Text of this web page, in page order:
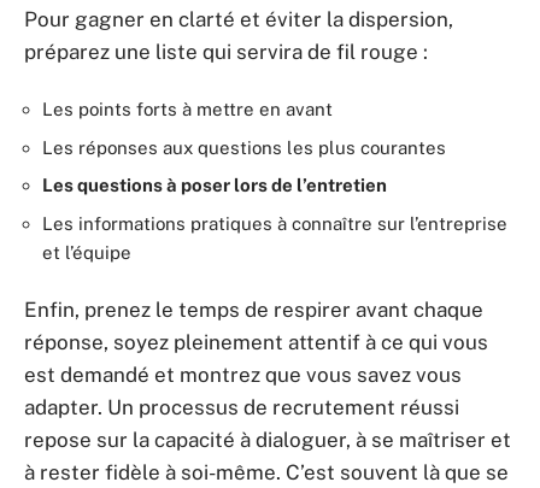
Pour gagner en clarté et éviter la dispersion,
préparez une liste qui servira de fil rouge :
Les points forts à mettre en avant
Les réponses aux questions les plus courantes
Les questions à poser lors de l’entretien
Les informations pratiques à connaître sur l’entreprise
et l’équipe
Enfin, prenez le temps de respirer avant chaque
réponse, soyez pleinement attentif à ce qui vous
est demandé et montrez que vous savez vous
adapter. Un processus de recrutement réussi
repose sur la capacité à dialoguer, à se maîtriser et
à rester fidèle à soi-même. C’est souvent là que se